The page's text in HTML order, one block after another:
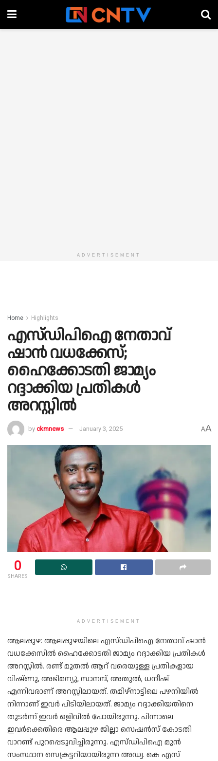
ADVERTISEMENT
Home Highlights
എസ്ഡിപിഐ നേതാവ്
ഷാൻ വധക്കേസ്;
ഹൈക്കോടതി ജാമ്യം
റദ്ദാക്കിയ പ്രതികൾ
അറസ്റ്റിൽ
by ckmnews January 3, 2025 AA
0
SHARES
ADVERTISEMENT
ആലപ്പുഴ: ആലപ്പുഴയിലെ എസ്ഡിപിഐ നേതാവ് ഷാൻ
വധക്കേസില്‍ ഹൈക്കോടതി ജാമ്യം റദ്ദാക്കിയ പ്രതികൾ
അറസ്റ്റിൽ. രണ്ട് മുതൽ ആറ് വരെയുള്ള പ്രതികളായ
വിഷ്ണു, അഭിമന്യു, സാനന്ദ്, അതുൽ, ധനീഷ്
എന്നിവരാണ് അറസ്റ്റിലായത്. തമിഴ്നാട്ടിലെ പഴനിയിൽ
നിന്നാണ് ഇവർ പിടിയിലായത്. ജാമ്യം റദ്ദാക്കിയതിനെ
തുടർന്ന് ഇവർ ഒളിവിൽ പോയിരുന്നു. പിന്നാലെ
ഇവർക്കെതിരെ ആലപ്പുഴ ജില്ലാ സെഷൻസ് കോടതി
വാറണ്ട് പുറപ്പെടുവിച്ചിരുന്നു. എസ്ഡിപിഐ മുൻ
സംസ്ഥാന സെക്രട്ടറിയായിരുന്ന അഡ്വ. കെ എസ്